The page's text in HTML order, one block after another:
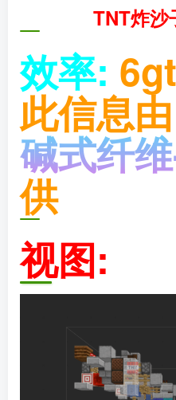
TNT炸沙
效率:
此信息由
碱式纤
供
视图: